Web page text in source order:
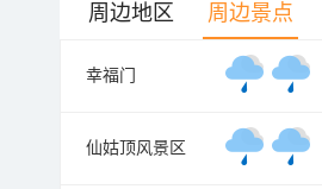
周边地区 周边景点
幸福门
仙姑顶风景区